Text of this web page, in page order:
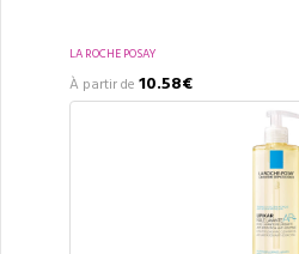
LA ROCHE POSAY
À partir de10.58€